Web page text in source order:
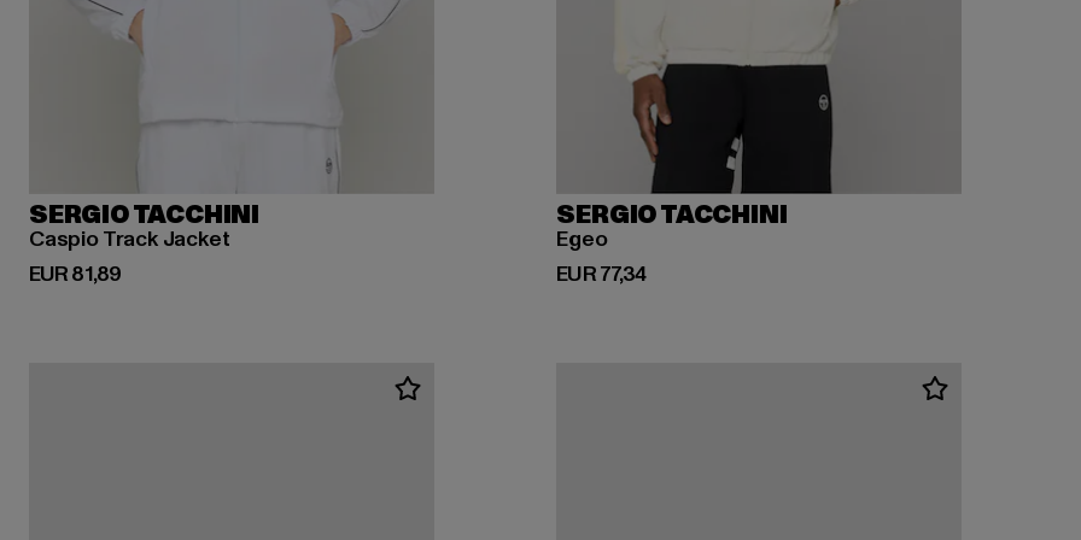
SERGIO TACCHINI
Caspio Track Jacket
EUR 81,89
Derzeitiger Preis: EUR 81,89
SERGIO TACCHINI
Egeo
EUR 77,34
Derzeitiger Preis: EUR 77,34